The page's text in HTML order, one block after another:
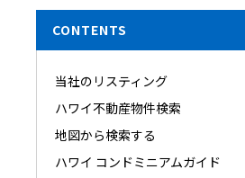
CONTENTS
当社のリスティング
ハワイ不動産物件検索
地図から検索する
ハワイ コンドミニアムガイド